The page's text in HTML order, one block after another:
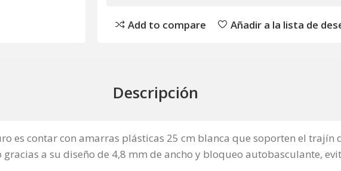
Add to compare Añadir a la lista de
Descripción
es contar con amarras plásticas 25 cm blanca que soporten el trajín
a su diseño de 4,8 mm de ancho y bloqueo autobasculante,